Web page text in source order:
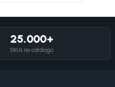
25.000+
SKUs no catálogo